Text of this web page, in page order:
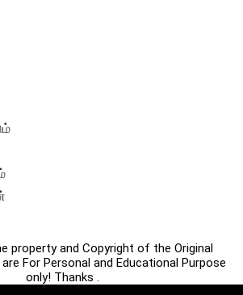
property and Copyright of the Original
For Personal and Educational Purpose
only! Thanks .